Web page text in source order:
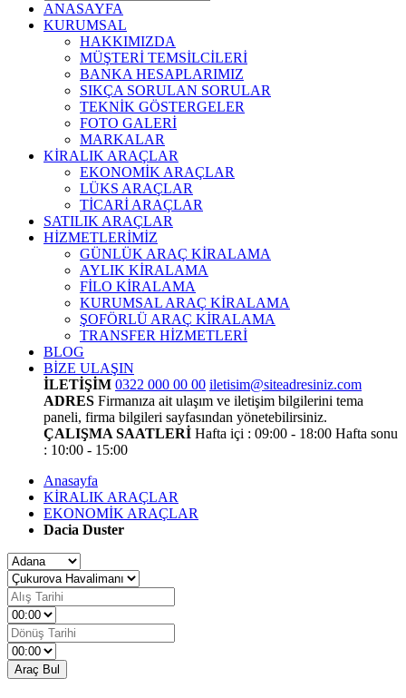
ANASAYFA
KURUMSAL
HAKKIMIZDA
MÜŞTERİ TEMSİLCİLERİ
BANKA HESAPLARIMIZ
SIKÇA SORULAN SORULAR
TEKNİK GÖSTERGELER
FOTO GALERİ
MARKALAR
KİRALIK ARAÇLAR
EKONOMİK ARAÇLAR
LÜKS ARAÇLAR
TİCARİ ARAÇLAR
SATILIK ARAÇLAR
HİZMETLERİMİZ
GÜNLÜK ARAÇ KİRALAMA
AYLIK KİRALAMA
FİLO KİRALAMA
KURUMSAL ARAÇ KİRALAMA
ŞOFÖRLÜ ARAÇ KİRALAMA
TRANSFER HİZMETLERİ
BLOG
BİZE ULAŞIN
İLETİŞİM 0322 000 00 00 iletisim@siteadresiniz.com
ADRES Firmanıza ait ulaşım ve iletişim bilgilerini tema
paneli, firma bilgileri sayfasından yönetebilirsiniz.
ÇALIŞMA SAATLERİ Hafta içi : 09:00 - 18:00 Hafta sonu
: 10:00 - 15:00
Anasayfa
KİRALIK ARAÇLAR
EKONOMİK ARAÇLAR
Dacia Duster
Araç Bul